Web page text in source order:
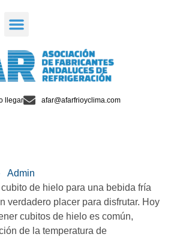
llegar afar@afarfrioyclima.com
Admin
de hielo para una bebida fría
verdadero placer para disfrutar. Hoy
cubitos de hielo es común,
de la temperatura de